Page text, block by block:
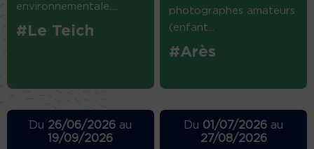
environnementale....
#Le Teich
photographes amateurs
(enfant...
#Arès
Du 26/06/2026 au
19/09/2026
Du 01/07/2026 au
27/08/2026